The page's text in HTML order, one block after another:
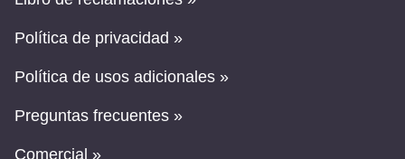
Política de privacidad »
Política de usos adicionales »
Preguntas frecuentes »
Comercial »